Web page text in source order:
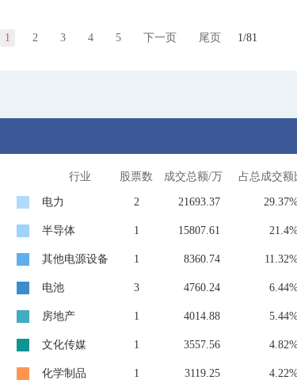
1 2 3 4 5 下一页 尾页 1/81
行业 股票数 成交总额/万 占总成交额
电力 2 21693.37
半导体 1 15807.61
其他电源设备 1 8360.74
电池 3 4760.24
房地产 1 4014.88
文化传媒 1 3557.56
化学制品 1 3119.25